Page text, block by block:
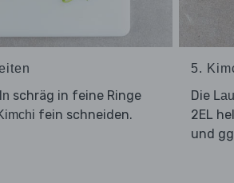
schräg in feine Ringe
fein schneiden.
5.
Die
2EL
und